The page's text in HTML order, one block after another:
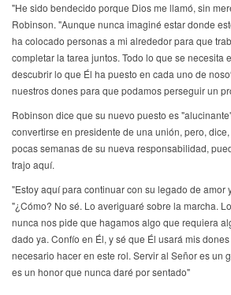
"He sido bendecido porque Dios me llamó, sin
Robinson. "Aunque nunca imaginé estar donde
ha colocado personas a mi alrededor para que
completar la tarea juntos. Todo lo que se necesita
descubrir lo que Él ha puesto en cada uno de
nuestros dones para que podamos perseguir un
Robinson dice que su nuevo puesto es
convertirse en presidente de una unión, pero,
pocas semanas de su nueva responsabilidad,
trajo aquí.
"Estoy aquí para continuar con su legado de amor
"¿Cómo? No sé. Lo averiguaré sobre la marcha.
nunca nos pide que hagamos algo que requiera
dado ya. Confío en Él, y sé que Él usará mis
necesario hacer en este rol. Servir al Señor es un
es un honor que nunca daré por sentado"